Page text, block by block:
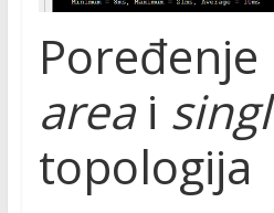
Poređenje
areai
topologija